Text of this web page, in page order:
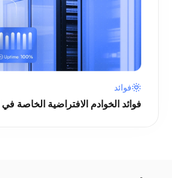
فوائد
فوائد الخوادم الافتراضية الخاصة في